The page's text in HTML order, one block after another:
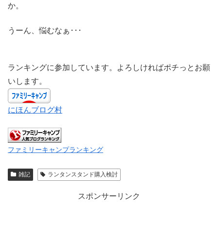
か。
うーん、悩むなぁ･･･
ランキングに参加しています。よろしければポチっとお願
いします。
にほんブログ村
ファミリーキャンプランキング
雑記 ランタンスタンド購入検討
スポンサーリンク